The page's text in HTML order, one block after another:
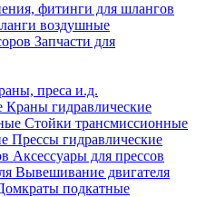
фитинги для шлангов
воздушные
Запчасти для
преса и.д.
Краны гидравлические
Стойки трансмиссионные
Прессы гидравлические
Аксессуары для прессов
Вывешивание двигателя
подкатные